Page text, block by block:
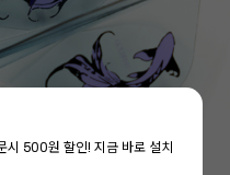
시 500원 할인! 지금 바로 설치